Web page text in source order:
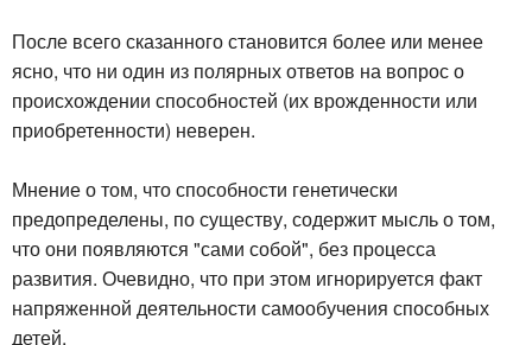
После всего сказанного становится более или менее
ясно, что ни один из полярных ответов на вопрос о
происхождении способностей (их врожденности или
приобретенности) неверен.
Мнение о том, что способности генетически
предопределены, по существу, содержит мысль о том,
что они появляются "сами собой", без процесса
развития. Очевидно, что при этом игнорируется факт
напряженной деятельности самообучения способных
детей.